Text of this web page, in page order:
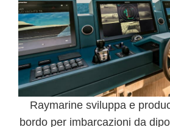
Raymarine sviluppa e
bordo per imbarcazioni da